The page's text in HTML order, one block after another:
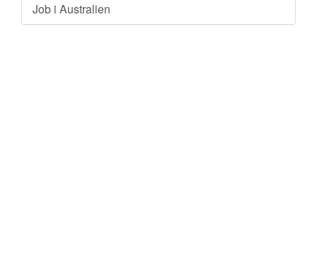
Job i Australien